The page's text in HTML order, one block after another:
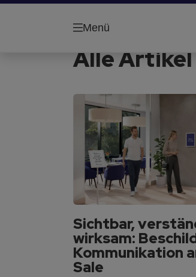
Menü
Alle Artikel
Sichtbar,
wirksam:
Kommunikation
Sale